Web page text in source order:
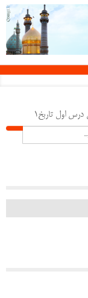
اول تاربخ1